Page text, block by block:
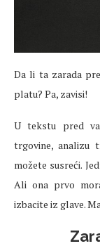
Da li ta zarada
platu? Pa, zavisi!
U tekstu pred
trgovine, analizu
možete susreći.
Ali ona prvo
izbacite iz glave.